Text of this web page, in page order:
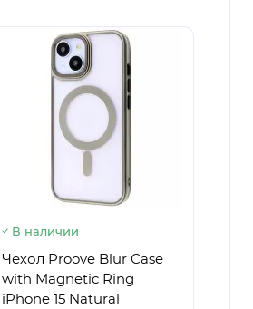
В наличии
Чехол Proove Blur Case
with Magnetic Ring
iPhone 15 Natural